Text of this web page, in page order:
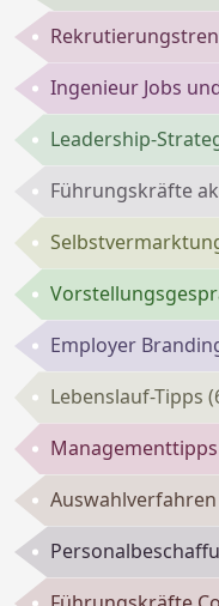
Ingenieur Jobs
Leadership-
Führungskräfte
Employer
Lebenslauf-Tipps
Managementtipps